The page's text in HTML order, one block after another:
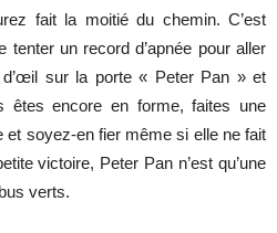
fait la moitié du chemin. C’est
tenter un record d’apnée pour aller
sur la porte « Peter Pan » et
êtes encore en forme, faites une
et soyez-en fier même si elle ne fait
victoire, Peter Pan n’est qu’une
verts.